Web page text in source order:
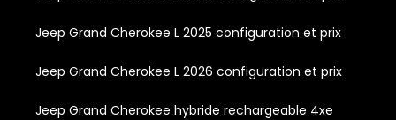
Jeep Grand Cherokee L 2025 configuration et prix
Jeep Grand Cherokee L 2026 configuration et prix
Jeep Grand Cherokee hybride rechargeable 4xe